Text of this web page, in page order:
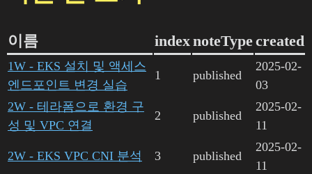
이름 indexnoteTypecreated
1W - EKS 설치 및 액세스
엔드포인트 변경 실습
1 published
2025-02-
03
2W - 테라폼으로 환경 구
성 및 VPC 연결
2 published
2025-02-
11
2W - EKS VPC CNI 분석 3 published
2025-02-
11